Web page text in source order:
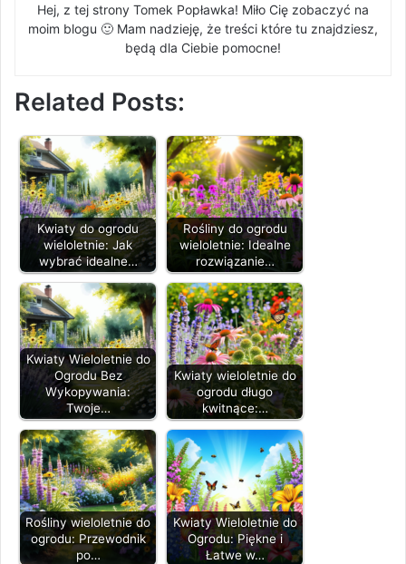
Hej, z tej strony Tomek Popławka! Miło Cię zobaczyć na
moim blogu 🙂 Mam nadzieję, że treści które tu znajdziesz,
będą dla Ciebie pomocne!
Related Posts:
Kwiaty do ogrodu
wieloletnie: Jak
wybrać idealne…
Rośliny do ogrodu
wieloletnie: Idealne
rozwiązanie…
Kwiaty Wieloletnie do
Ogrodu Bez
Wykopywania:
Twoje…
Kwiaty wieloletnie do
ogrodu długo
kwitnące:…
Rośliny wieloletnie do
ogrodu: Przewodnik
po…
Kwiaty Wieloletnie do
Ogrodu: Piękne i
Łatwe w…